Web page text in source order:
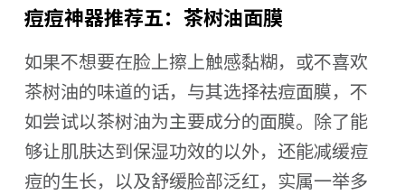
痘痘神器推荐五：茶树油面膜
如果不想要在脸上擦上触感黏糊，或不喜欢
茶树油的味道的话，与其选择祛痘面膜，不
如尝试以茶树油为主要成分的面膜。除了能
够让肌肤达到保湿功效的以外，还能减缓痘
痘的生长，以及舒缓脸部泛红，实属一举多